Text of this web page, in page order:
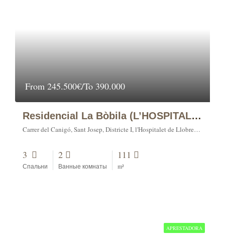
From 245.500€/To 390.000
Residencial La Bòbila (L’HOSPITALET DE LLOBREGAT)
Carrer del Canigó, Sant Josep, Districte I, l'Hospitalet de Llobregat, Barcelonès, Barcelona, Catalunya, 08991, España
3
Спальни
2
Ванные комнаты
111
m²
APRESTADORA